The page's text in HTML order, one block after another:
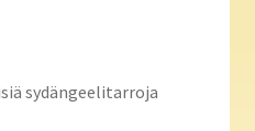
sydängeelitarroja